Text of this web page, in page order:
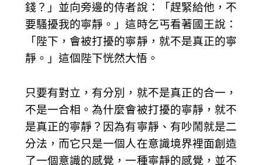
錢？」並向旁邊的侍者說：「趕緊給他，不
要騷擾我的寧靜。」這時乞丐看著國王說：
「陛下，會被打擾的寧靜，就不是真正的寧
靜。」這個陛下恍然大悟。
只要有對立，有分別，就不是真正的合一，
不是一合相。為什麼會被打擾的寧靜，就不
是真正的寧靜？因為有寧靜、有吵鬧就是二
分法，而它只是一個人在意識境界裡面創造
了一個意識的感覺，一種寧靜的感覺，並不